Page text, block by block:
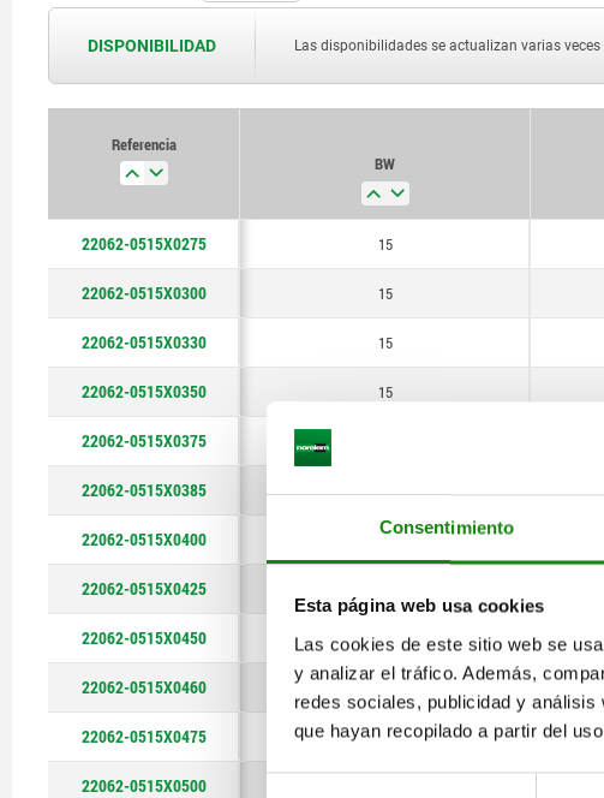
Consentimiento
Esta página web usa cookies
Las cookies de este sitio web se
y analizar el tráfico. Además,
redes sociales, publicidad y
que hayan recopilado a partir del
60
66
75
107
110
113
120
300
330
535
565
600
DISPONIBILIDAD Las disponibilidades se actualizan varias
Referencia
BW
22062-0515X0275 15
22062-0515X0300 15
22062-0515X0330 15
22062-0515X0350 15
22062-0515X0375
22062-0515X0385 15
22062-0515X0400 15
22062-0515X0425
22062-0515X0450 15
22062-0515X0460
22062-0515X0475 15
22062-0515X0500